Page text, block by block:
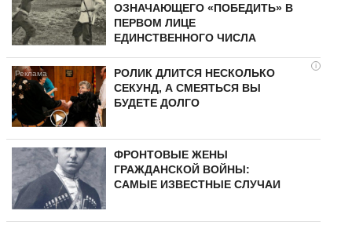
ОЗНАЧАЮЩЕГО «ПОБЕДИТЬ» В
ПЕРВОМ ЛИЦЕ
ЕДИНСТВЕННОГО ЧИСЛА
i
РОЛИК ДЛИТСЯ НЕСКОЛЬКО
СЕКУНД, А СМЕЯТЬСЯ ВЫ
БУДЕТЕ ДОЛГО
ФРОНТОВЫЕ ЖЕНЫ
ГРАЖДАНСКОЙ ВОЙНЫ:
САМЫЕ ИЗВЕСТНЫЕ СЛУЧАИ